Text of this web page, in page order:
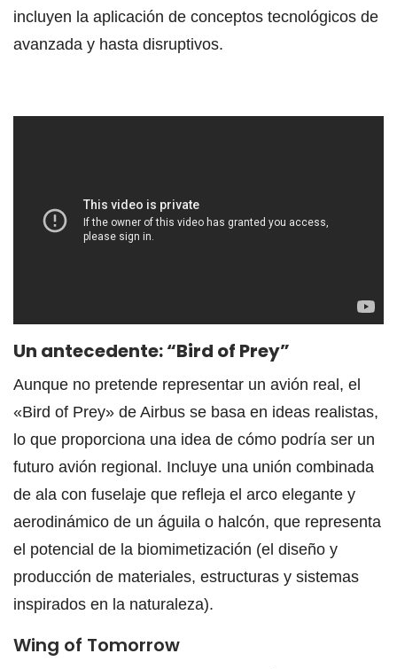
incluyen la aplicación de conceptos tecnológicos de
avanzada y hasta disruptivos.
Un antecedente: “Bird of Prey”
Aunque no pretende representar un avión real, el
«Bird of Prey» de Airbus se basa en ideas realistas,
lo que proporciona una idea de cómo podría ser un
futuro avión regional. Incluye una unión combinada
de ala con fuselaje que refleja el arco elegante y
aerodinámico de un águila o halcón, que representa
el potencial de la biomimetización (el diseño y
producción de materiales, estructuras y sistemas
inspirados en la naturaleza).
Wing of Tomorrow